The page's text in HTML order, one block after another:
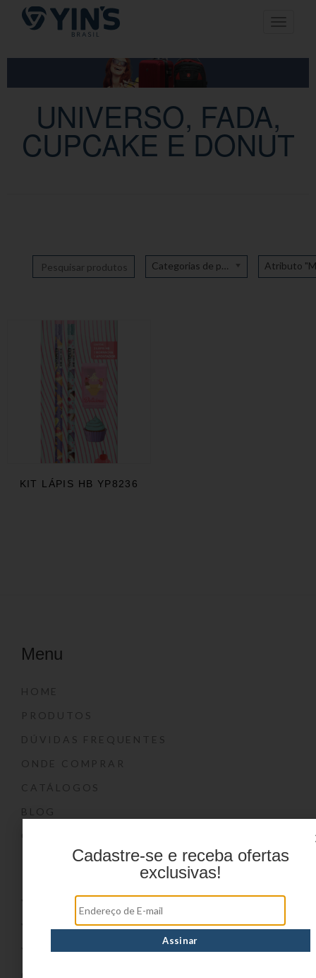
Pular
para
conteúdo
Toggle
UNIVERSO, FADA,
CUPCAKE E DONUT
Categorias de produto
KIT LÁPIS HB YP8236
Menu
HOME
PRODUTOS
DÚVIDAS FREQUENTES
ONDE COMPRAR
CATÁLOGOS
BLOG
Marcas
YIN’S PAPER
YIN’S KIDS
Cadastre-se e receba ofertas
exclusivas!